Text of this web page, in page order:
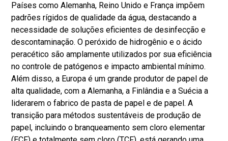
Países como Alemanha, Reino Unido e França impõem
padrões rígidos de qualidade da água, destacando a
necessidade de soluções eficientes de desinfecção e
descontaminação. O peróxido de hidrogênio e o ácido
peracético são amplamente utilizados por sua eficiência
no controle de patógenos e impacto ambiental mínimo.
Além disso, a Europa é um grande produtor de papel de
alta qualidade, com a Alemanha, a Finlândia e a Suécia a
liderarem o fabrico de pasta de papel e de papel. A
transição para métodos sustentáveis ​​de produção de
papel, incluindo o branqueamento sem cloro elementar